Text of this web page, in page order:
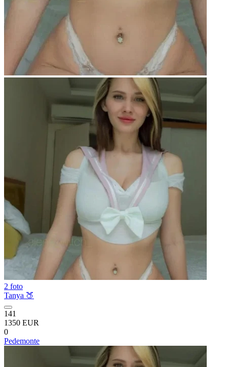
2 foto
Tanya 🍑
141
1350 EUR
0
Pedemonte